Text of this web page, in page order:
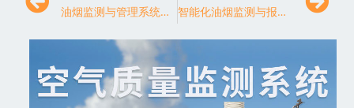
油烟监测与管理系统的设计与实施
智能化油烟监测与报警系统构建与优化